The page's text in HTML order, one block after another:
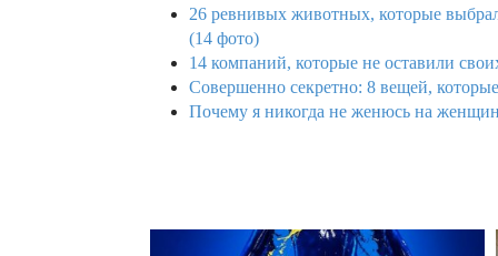
26 ревнивых животных, которые
(14 фото)
14 компаний, которые не оставили
Совершенно секретно: 8 вещей,
Почему я никогда не женюсь на